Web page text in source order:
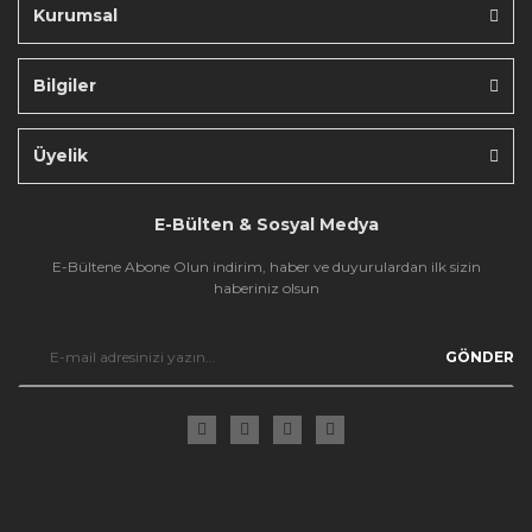
Kurumsal
Bilgiler
Üyelik
E-Bülten & Sosyal Medya
E-Bültene Abone Olun indirim, haber ve duyurulardan ilk sizin
haberiniz olsun
GÖNDER